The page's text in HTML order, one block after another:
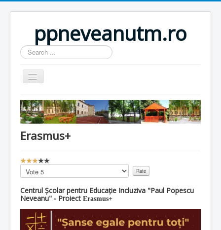
ppneveanutm.ro
Search
...
Home
Resurse
Publicatii
Galerie foto
Util
Anunturi
Erasmus+
U
s
e
r
R
a
Please
Rate
Centrul Școlar pentru Educație Incluziva "Paul Popescu
Neveanu" - Proiect Erasmus+